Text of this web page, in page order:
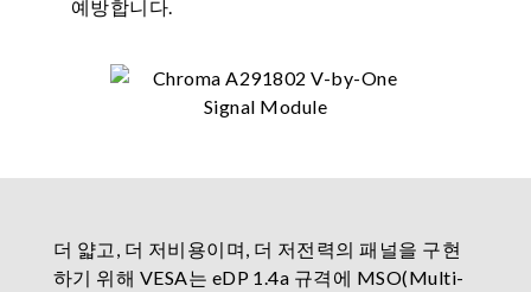
예방합니다.
더 얇고, 더 저비용이며, 더 저전력의 패널을 구현
하기 위해 VESA는 eDP 1.4a 규격에 MSO(Multi-